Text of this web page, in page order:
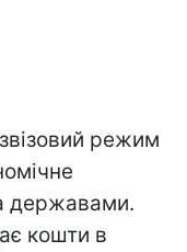
режим
державами.
кошти в